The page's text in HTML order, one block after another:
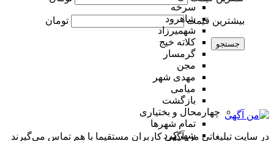
سرخه
شاهرود
شهمیرزاد
کلاته خیج
گرمسار
مجن
مهدی شهر
میامی
بازگشت
چهارمحال و بختیاری
تمام شهر‌ها
شهرکرد
بیشترین قیمت تومان
جستجو
در سایت تبلیغاتی من آگهی کاربران مستقیما با هم تماس می‌گیرند